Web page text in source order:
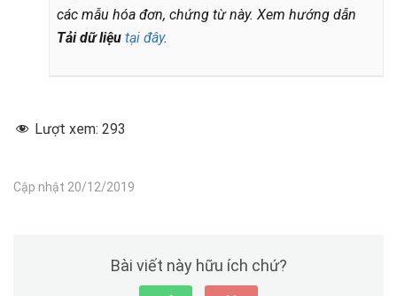
các mẫu hóa đơn, chứng từ này. Xem hướng dẫn
Tải dữ liệu tại đây.
Lượt xem: 293
Cập nhật 20/12/2019
Bài viết này hữu ích chứ?